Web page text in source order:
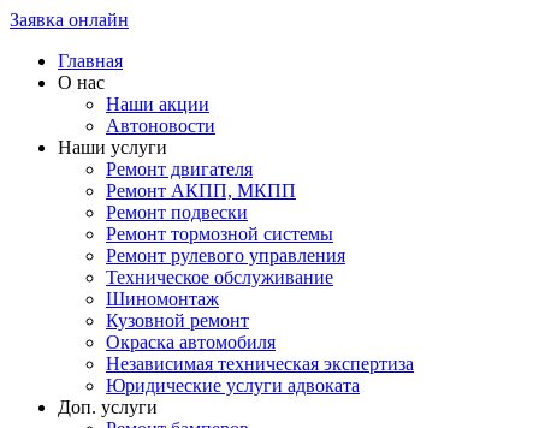
Заявка онлайн
Главная
О нас
Наши акции
Автоновости
Наши услуги
Ремонт двигателя
Ремонт АКПП, МКПП
Ремонт подвески
Ремонт тормозной системы
Ремонт рулевого управления
Техническое обслуживание
Шиномонтаж
Кузовной ремонт
Окраска автомобиля
Независимая техническая экспертиза
Юридические услуги адвоката
Доп. услуги